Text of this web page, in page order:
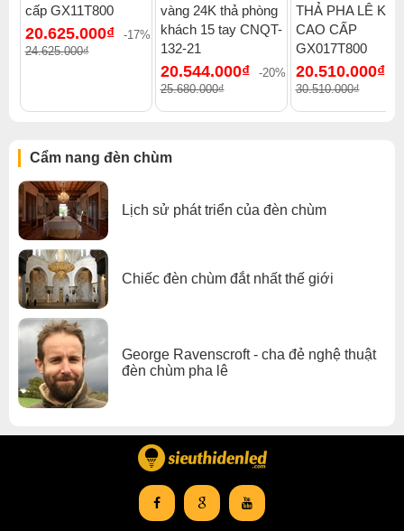
cấp GX11T800
20.625.000₫
-17%
24.625.000₫
vàng 24K thả phòng
khách 15 tay CNQT-
132-21
20.544.000₫
-20%
25.680.000₫
THẢ PHA LÊ K9
CAO CẤP
GX017T800
20.510.000₫
30.510.000₫
Cẩm nang đèn chùm
Lịch sử phát triển của đèn chùm
Chiếc đèn chùm đắt nhất thế giới
George Ravenscroft - cha đẻ nghệ thuật
đèn chùm pha lê